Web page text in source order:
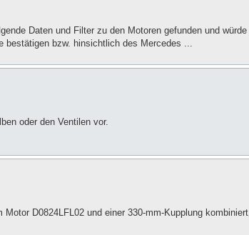
Daten und Filter zu den Motoren gefunden und würde
bestätigen bzw. hinsichtlich des Mercedes ...
oder den Ventilen vor.
D0824LFL02 und einer 330-mm-Kupplung kombiniert,